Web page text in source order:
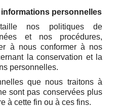
informations personnelles
nos politiques de
et nos procédures,
à nous conformer à nos
la conservation et la
personnelles.
que nous traitons à
sont pas conservées plus
à cette fin ou à ces fins.